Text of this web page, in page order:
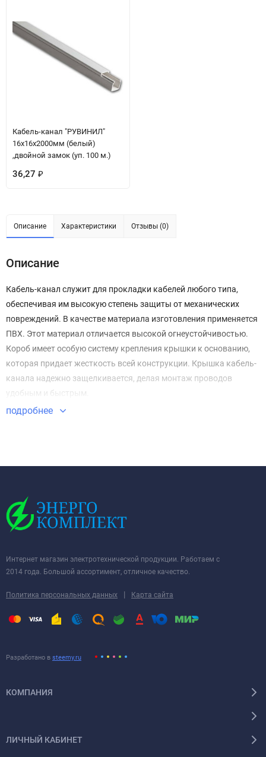
Кабель-канал "РУВИНИЛ"
16х16х2000мм (белый)
,двойной замок (уп. 100 м.)
36,27 ₽
Описание Характеристики Отзывы (0)
Описание
Кабель-канал служит для прокладки кабелей любого типа,
обеспечивая им высокую степень защиты от механических
повреждений. В качестве материала изготовления применяется
ПВХ. Этот материал отличается высокой огнеустойчивостью.
Короб имеет особую систему крепления крышки к основанию,
которая придает жесткость всей конструкции. Крышка кабель-
канала надежно защелкивается, делая монтаж проводов
удобным и быстрым.
подробнее
Интернет магазин электротехнической продукции. Работаем с
2014 года. Большой ассортимент, отличное качество.
Политика персональных данных | Карта сайта
Разработано в steemy.ru
КОМПАНИЯ
ЛИЧНЫЙ КАБИНЕТ